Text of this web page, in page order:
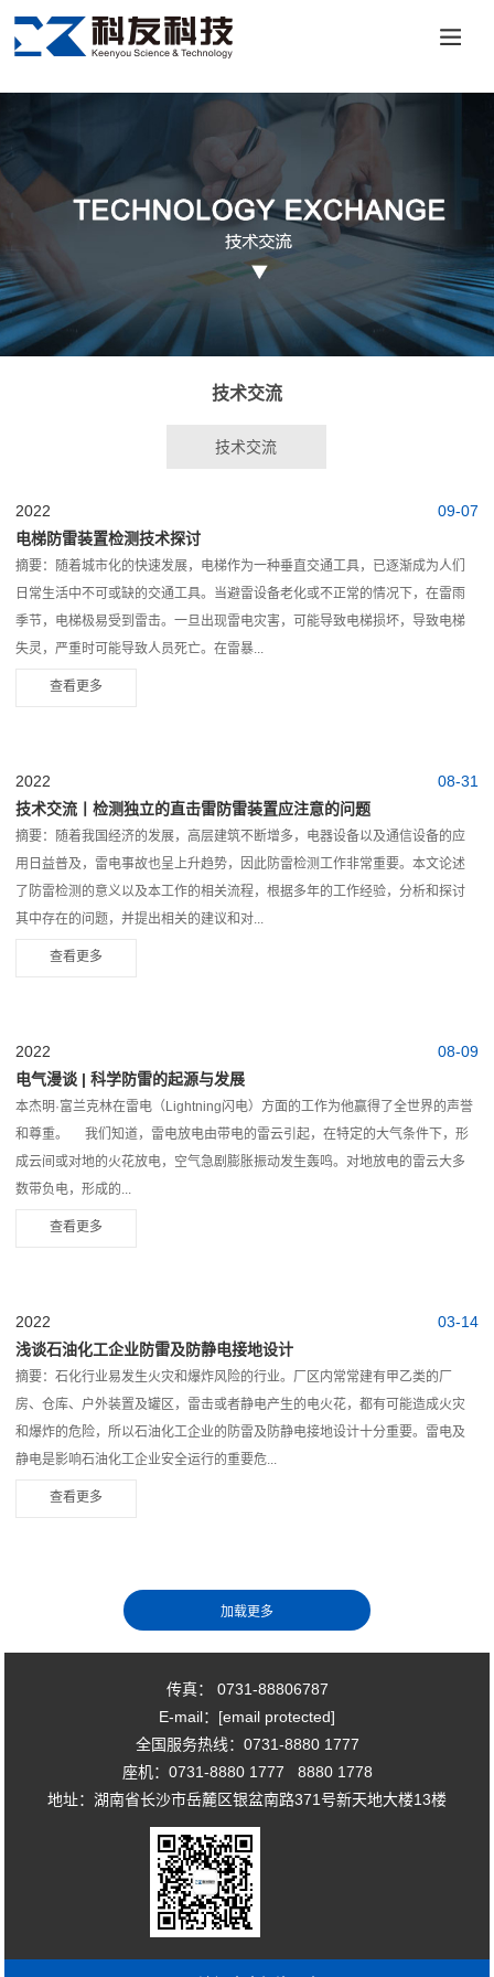
技术交流
技术交流
09-07
2022
电梯防雷装置检测技术探讨
摘要：随着城市化的快速发展，电梯作为一种垂直交通工具，已逐渐成为人们
日常生活中不可或缺的交通工具。当避雷设备老化或不正常的情况下，在雷雨
季节，电梯极易受到雷击。一旦出现雷电灾害，可能导致电梯损坏，导致电梯
失灵，严重时可能导致人员死亡。在雷暴...
查看更多
08-31
2022
技术交流丨检测独立的直击雷防雷装置应注意的问题
摘要：随着我国经济的发展，高层建筑不断增多，电器设备以及通信设备的应
用日益普及，雷电事故也呈上升趋势，因此防雷检测工作非常重要。本文论述
了防雷检测的意义以及本工作的相关流程，根据多年的工作经验，分析和探讨
其中存在的问题，并提出相关的建议和对...
查看更多
08-09
2022
电气漫谈 | 科学防雷的起源与发展
本杰明·富兰克林在雷电（Lightning闪电）方面的工作为他赢得了全世界的声誉
和尊重。 我们知道，雷电放电由带电的雷云引起，在特定的大气条件下，形
成云间或对地的火花放电，空气急剧膨胀振动发生轰鸣。对地放电的雷云大多
数带负电，形成的...
查看更多
03-14
2022
浅谈石油化工企业防雷及防静电接地设计
摘要：石化行业易发生火灾和爆炸风险的行业。厂区内常常建有甲乙类的厂
房、仓库、户外装置及罐区，雷击或者静电产生的电火花，都有可能造成火灾
和爆炸的危险，所以石油化工企业的防雷及防静电接地设计十分重要。雷电及
静电是影响石油化工企业安全运行的重要危...
查看更多
传真： 0731-88806787
E-mail： [email protected]
全国服务热线：0731-8880 1777
座机：0731-8880 1777 8880 1778
地址：湖南省长沙市岳麓区银盆南路371号新天地大楼13楼